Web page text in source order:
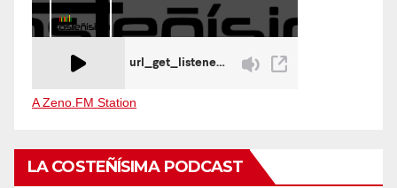
A Zeno.FM Station
LA COSTEÑÍSIMA PODCAST